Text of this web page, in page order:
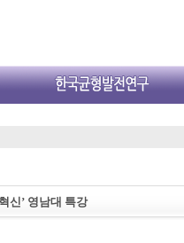
신’ 영남대 특강